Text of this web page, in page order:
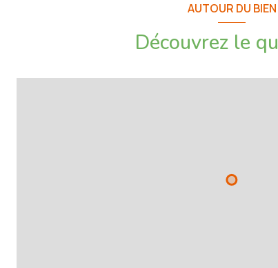
- Beau jardin bien entretenu, avec système d'arrosage
AUTOUR DU BIEN
Découvrez le